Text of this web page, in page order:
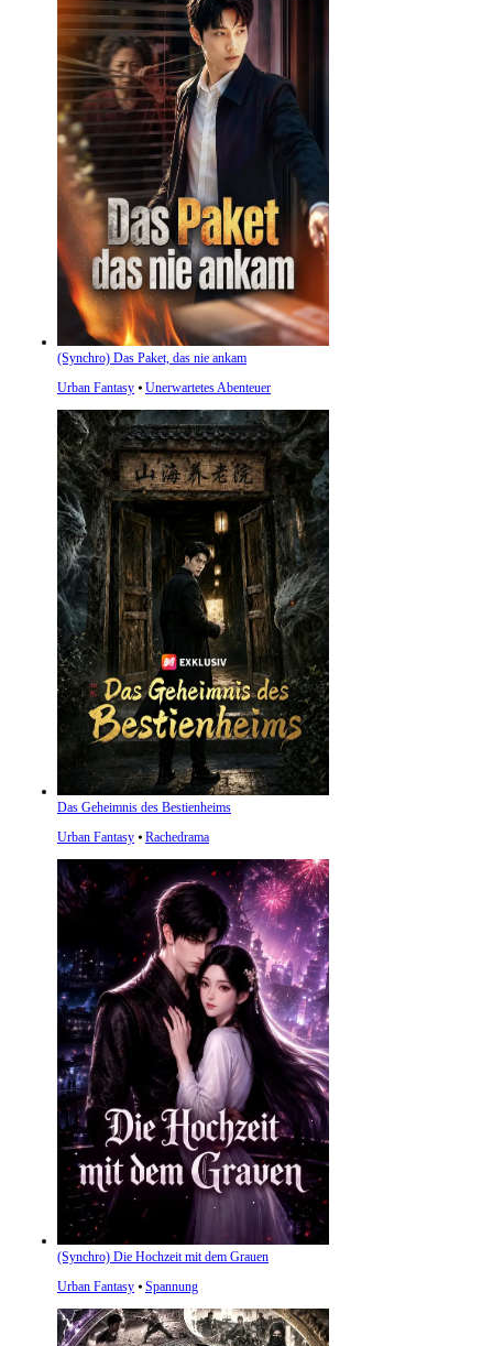
(Synchro) Das Paket, das nie ankam
Urban Fantasy ⦁ Unerwartetes Abenteuer
Das Geheimnis des Bestienheims
Urban Fantasy ⦁ Rachedrama
(Synchro) Die Hochzeit mit dem Grauen
Urban Fantasy ⦁ Spannung